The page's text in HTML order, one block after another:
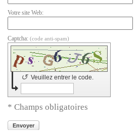
Votre site Web:
Captcha: (code anti-spam)
Veuillez entrer le code.
↺
* Champs obligatoires
Envoyer